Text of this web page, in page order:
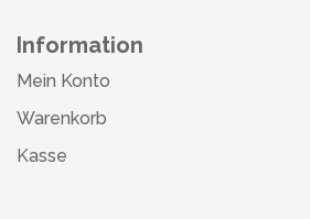
Information
Mein Konto
Warenkorb
Kasse